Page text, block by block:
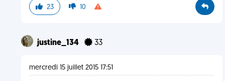
23 10
justine_134 33
mercredi 15 juillet 2015 17:51